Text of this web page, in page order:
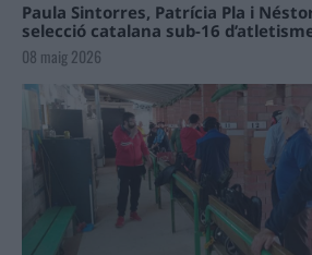
Paula Sintorres, Patrícia Pla i
selecció catalana sub-16
08 maig 2026